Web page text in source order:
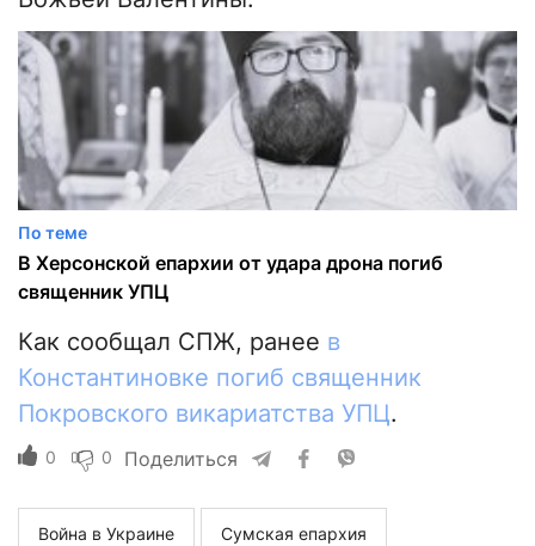
По теме
В Херсонской епархии от удара дрона погиб
священник УПЦ
Как сообщал СПЖ, ранее в
Константиновке погиб священник
Покровского викариатства УПЦ.
0 0 Поделиться
Война в Украине Сумская епархия